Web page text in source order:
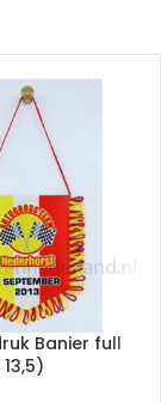
Banier full